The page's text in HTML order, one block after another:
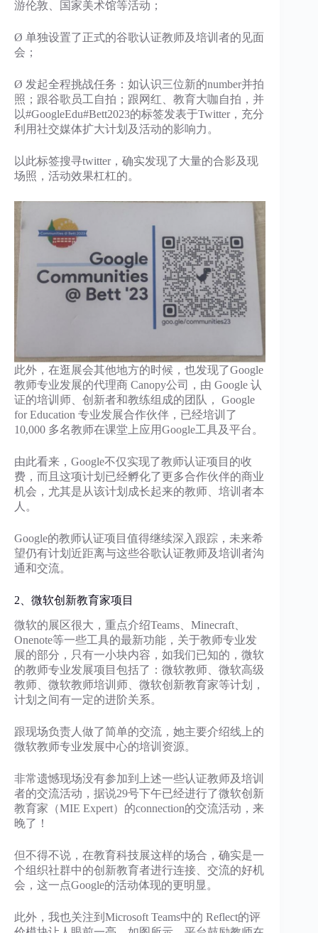
游伦敦、国家美术馆等活动；
Ø 单独设置了正式的谷歌认证教师及培训者的见面
会；
Ø 发起全程挑战任务：如认识三位新的number并拍
照；跟谷歌员工自拍；跟网红、教育大咖自拍，并
以#GoogleEdu#Bett2023的标签发表于Twitter，充分
利用社交媒体扩大计划及活动的影响力。
以此标签搜寻twitter，确实发现了大量的合影及现
场照，活动效果杠杠的。
此外，在逛展会其他地方的时候，也发现了Google
教师专业发展的代理商 Canopy公司，由 Google 认
证的培训师、创新者和教练组成的团队， Google
for Education 专业发展合作伙伴，已经培训了
10,000 多名教师在课堂上应用Google工具及平台。
由此看来，Google不仅实现了教师认证项目的收
费，而且这项计划已经孵化了更多合作伙伴的商业
机会，尤其是从该计划成长起来的教师、培训者本
人。
Google的教师认证项目值得继续深入跟踪，未来希
望仍有计划近距离与这些谷歌认证教师及培训者沟
通和交流。
2、微软创新教育家项目
微软的展区很大，重点介绍Teams、Minecraft、
Onenote等一些工具的最新功能，关于教师专业发
展的部分，只有一小块内容，如我们已知的，微软
的教师专业发展项目包括了：微软教师、微软高级
教师、微软教师培训师、微软创新教育家等计划，
计划之间有一定的进阶关系。
跟现场负责人做了简单的交流，她主要介绍线上的
微软教师专业发展中心的培训资源。
非常遗憾现场没有参加到上述一些认证教师及培训
者的交流活动，据说29号下午已经进行了微软创新
教育家（MIE Expert）的connection的交流活动，来
晚了！
但不得不说，在教育科技展这样的场合，确实是一
个组织社群中的创新教育者进行连接、交流的好机
会，这一点Google的活动体现的更明显。
此外，我也关注到Microsoft Teams中的 Reflect的评